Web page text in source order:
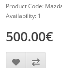
Product Code:
Availability: 1
500.00€